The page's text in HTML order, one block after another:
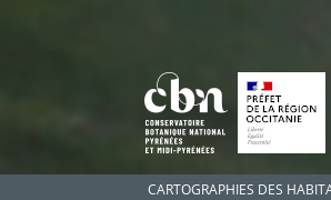
CARTOGRAPHIES DES